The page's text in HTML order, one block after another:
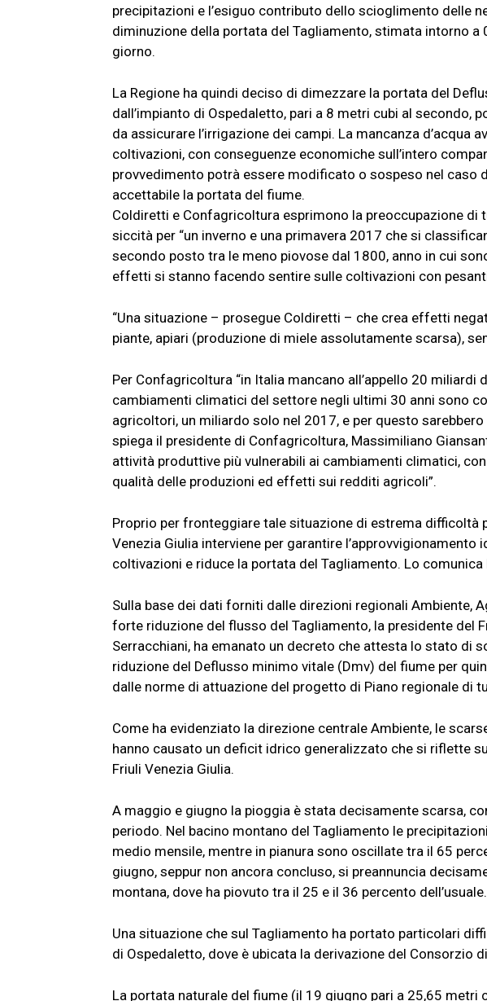
precipitazioni e l’esiguo contributo dello scioglimento delle
diminuzione della portata del Tagliamento, stimata intorno a
giorno.
La Regione ha quindi deciso di dimezzare la portata del
dall’impianto di Ospedaletto, pari a 8 metri cubi al secondo,
da assicurare l’irrigazione dei campi. La mancanza d’acqua
coltivazioni, con conseguenze economiche sull’intero
provvedimento potrà essere modificato o sospeso nel caso
accettabile la portata del fiume.
Coldiretti e Confagricoltura esprimono la preoccupazione di
siccità per “un inverno e una primavera 2017 che si
secondo posto tra le meno piovose dal 1800, anno in cui
effetti si stanno facendo sentire sulle coltivazioni con
“Una situazione – prosegue Coldiretti – che crea effetti
piante, apiari (produzione di miele assolutamente scarsa),
Per Confagricoltura “in Italia mancano all’appello 20 miliardi
cambiamenti climatici del settore negli ultimi 30 anni sono
agricoltori, un miliardo solo nel 2017, e per questo
spiega il presidente di Confagricoltura, Massimiliano
attività produttive più vulnerabili ai cambiamenti climatici,
qualità delle produzioni ed effetti sui redditi agricoli”.
Proprio per fronteggiare tale situazione di estrema difficoltà
Venezia Giulia interviene per garantire l’approvvigionamento
coltivazioni e riduce la portata del Tagliamento. Lo comunica
Sulla base dei dati forniti dalle direzioni regionali Ambiente,
forte riduzione del flusso del Tagliamento, la presidente del
Serracchiani, ha emanato un decreto che attesta lo stato di
riduzione del Deflusso minimo vitale (Dmv) del fiume per
dalle norme di attuazione del progetto di Piano regionale di
Come ha evidenziato la direzione centrale Ambiente, le
hanno causato un deficit idrico generalizzato che si riflette
Friuli Venezia Giulia.
A maggio e giugno la pioggia è stata decisamente scarsa,
periodo. Nel bacino montano del Tagliamento le
medio mensile, mentre in pianura sono oscillate tra il 65
giugno, seppur non ancora concluso, si preannuncia
montana, dove ha piovuto tra il 25 e il 36 percento dell’usuale.
Una situazione che sul Tagliamento ha portato particolari
di Ospedaletto, dove è ubicata la derivazione del Consorzio
La portata naturale del fiume (il 19 giugno pari a 25,65 metri